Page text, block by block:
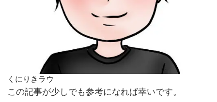
くにりきラウ
この記事が少しでも参考になれば幸いです。